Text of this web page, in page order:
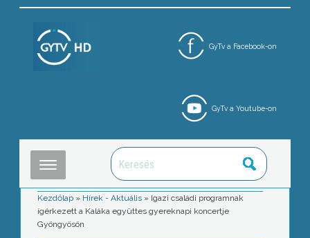
GyTv a Facebook-on
GyTv a Youtube-on
Kezdőlap » Hírek - Aktuális » Igazi családi programnak
ígérkezett a Kaláka együttes gyereknapi koncertje
Gyöngyösön